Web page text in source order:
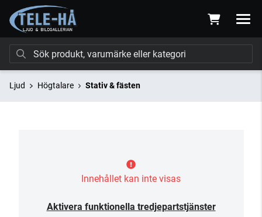
Ljud Högtalare Stativ & fästen
Innehållet kan inte visas
Aktivera funktionella tredjepartstjänster